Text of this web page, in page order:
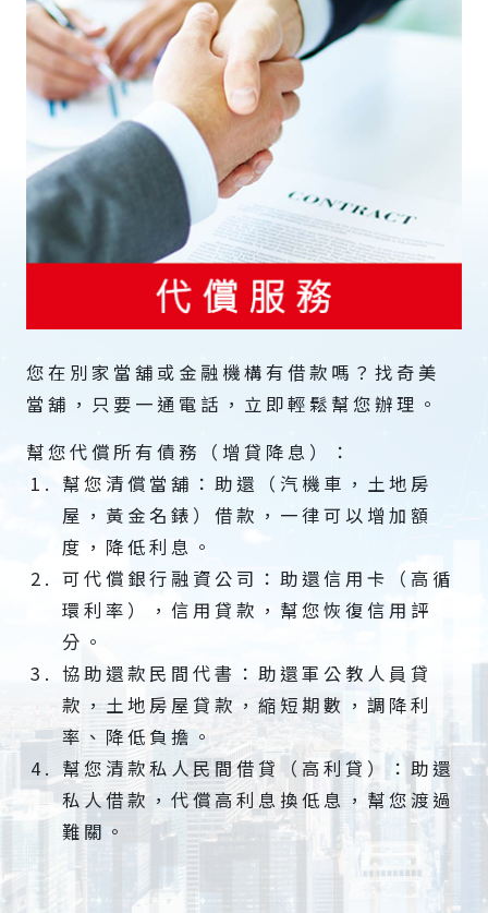
您在別家當舖或金融機構有借款嗎？找奇美
當舖，只要一通電話，立即輕鬆幫您辦理。
幫您代償所有債務（增貸降息）：
幫您清償當舖：助還（汽機車，土地房
屋，黃金名錶）借款，一律可以增加額
度，降低利息。
可代償銀行融資公司：助還信用卡（高循
環利率），信用貸款，幫您恢復信用評
分。
協助還款民間代書：助還軍公教人員貸
款，土地房屋貸款，縮短期數，調降利
率、降低負擔。
幫您清款私人民間借貸（高利貸）：助還
私人借款，代償高利息換低息，幫您渡過
難關。